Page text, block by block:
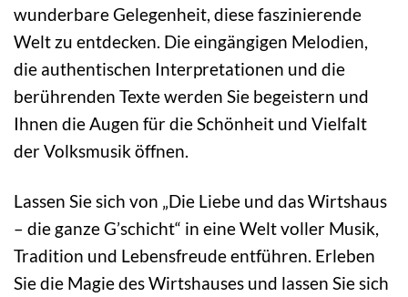
wunderbare Gelegenheit, diese faszinierende
Welt zu entdecken. Die eingängigen Melodien,
die authentischen Interpretationen und die
berührenden Texte werden Sie begeistern und
Ihnen die Augen für die Schönheit und Vielfalt
der Volksmusik öffnen.
Lassen Sie sich von „Die Liebe und das Wirtshaus
– die ganze G’schicht“ in eine Welt voller Musik,
Tradition und Lebensfreude entführen. Erleben
Sie die Magie des Wirtshauses und lassen Sie sich